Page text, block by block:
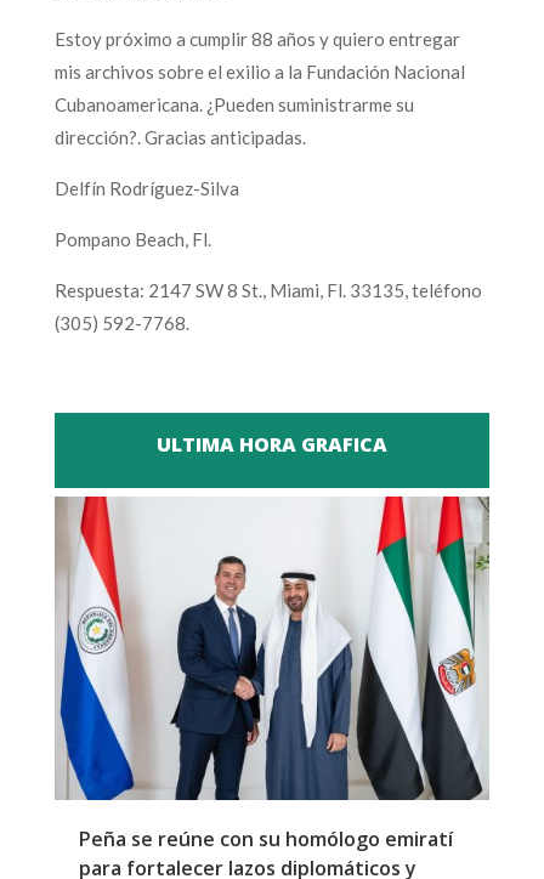
Estoy próximo a cumplir 88 años y quiero entregar
mis archivos sobre el exilio a la Fundación Nacional
Cubanoamericana. ¿Pueden suministrarme su
dirección?. Gracias anticipadas.
Delfín Rodríguez-Silva
Pompano Beach, Fl.
Respuesta: 2147 SW 8 St., Miami, Fl. 33135, teléfono
(305) 592-7768.
ULTIMA HORA GRAFICA
Peña se reúne con su homólogo emiratí
para fortalecer lazos diplomáticos y